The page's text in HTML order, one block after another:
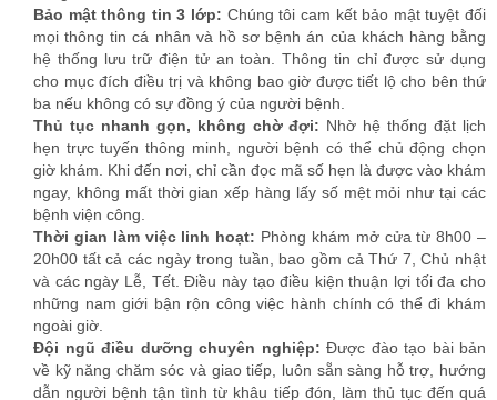
và các ngày Lễ, Tết. Điều này tạo điều kiện thuận lợi tối đa cho
những nam giới bận rộn công việc hành chính có thể đi khám
ngoài giờ.
Đội ngũ điều dưỡng chuyên nghiệp:Được đào tạo bài bản
về kỹ năng chăm sóc và giao tiếp, luôn sẵn sàng hỗ trợ, hướng
dẫn người bệnh tận tình từ khâu tiếp đón, làm thủ tục đến quá
trình điều trị và chăm sóc sau điều trị.
III. CÁC HẠNG MỤC CHUYÊN KHOA MŨI NHỌN TẠI HƯNG
THỊNH
Với sự đầu tư toàn diện về con người và công nghệ, Phòng khám
Nam khoa Hưng Thịnh tự tin tiếp nhận và điều trị hiệu quả hầu hết
các vấn đề sức khỏe mà nam giới thường gặp phải. Dưới đây là
các lĩnh vực chuyên sâu mũi nhọn của chúng tôi: